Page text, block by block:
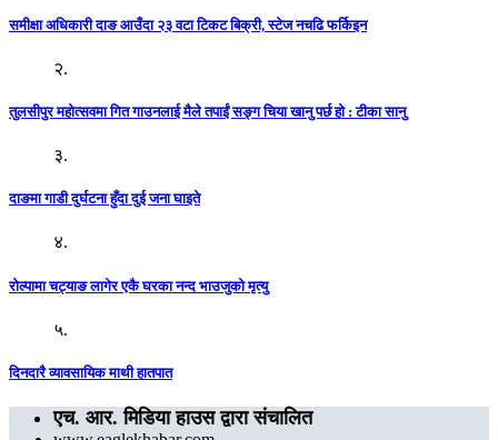
समीक्षा अधिकारी दाङ आउँदा २३ वटा टिकट बिक्री, स्टेज नचढि फर्किइन
२.
तुलसीपुर महोत्सवमा गित गाउनलाई मैले तपाईं सङ्ग चिया खानु पर्छ हो : टीका सानु
३.
दाङमा गाडी दुर्घटना हुँदा दुई जना घाइते
४.
रोल्पामा चट्याङ लागेर एकै घरका नन्द भाउजुको मृत्यु
५.
दिनदारै व्यावसायिक माथी हातपात
एच. आर. मिडिया हाउस द्वारा संचालित